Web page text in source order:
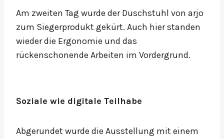
Am zweiten Tag wurde der Duschstuhl von arjo
zum Siegerprodukt gekürt. Auch hier standen
wieder die Ergonomie und das
rückenschonende Arbeiten im Vordergrund.
Soziale wie digitale Teilhabe
Abgerundet wurde die Ausstellung mit einem